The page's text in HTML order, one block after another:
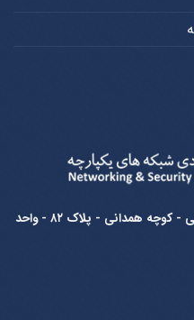
آدرس:تهران - سید خندان - خیابان کابلی - کوچه همدانی - پلاک ۸۲ - واحد